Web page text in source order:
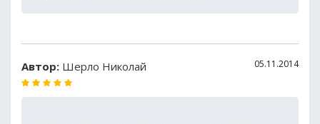
Автор: Шерло Николай 05.11.2014